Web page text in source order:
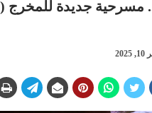
جديدة للمخرج